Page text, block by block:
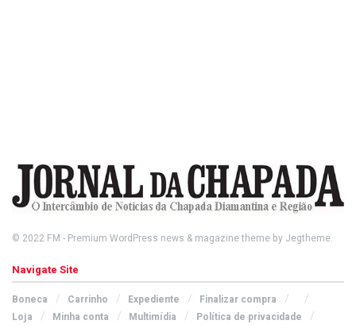
© 2022 FM - Premium WordPress news & magazine theme by Jegtheme.
Navigate Site
Boneca Carrinho Expediente
Finalizar compra
Loja
Minha conta Multimídia
Política de privacidade